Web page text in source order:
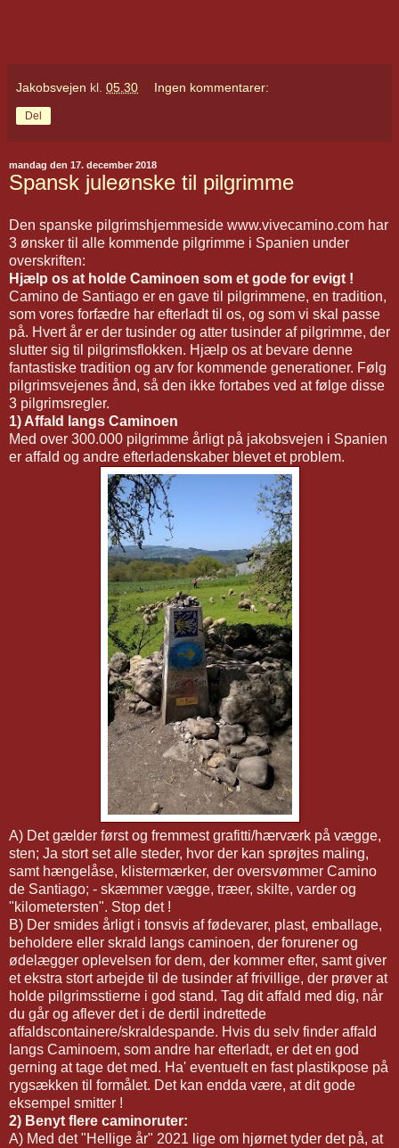
Jakobsvejen kl. 05.30 Ingen kommentarer:
Del
mandag den 17. december 2018
Spansk juleønske til pilgrimme
Den spanske pilgrimshjemmeside www.vivecamino.com har
3 ønsker til alle kommende pilgrimme i Spanien under
overskriften:
Hjælp os at holde Caminoen som et gode for evigt !
Camino de Santiago er en gave til pilgrimmene, en tradition,
som vores forfædre har efterladt til os, og som vi skal passe
på. Hvert år er der tusinder og atter tusinder af pilgrimme, der
slutter sig til pilgrimsflokken. Hjælp os at bevare denne
fantastiske tradition og arv for kommende generationer. Følg
pilgrimsvejenes ånd, så den ikke fortabes ved at følge disse
3 pilgrimsregler.
1) Affald langs Caminoen
Med over 300.000 pilgrimme årligt på jakobsvejen i Spanien
er affald og andre efterladenskaber blevet et problem.
A) Det gælder først og fremmest grafitti/hærværk på vægge,
sten; Ja stort set alle steder, hvor der kan sprøjtes maling,
samt hængelåse, klistermærker, der oversvømmer Camino
de Santiago; - skæmmer vægge, træer, skilte, varder og
"kilometersten". Stop det !
B) Der smides årligt i tonsvis af fødevarer, plast, emballage,
beholdere eller skrald langs caminoen, der forurener og
ødelægger oplevelsen for dem, der kommer efter, samt giver
et ekstra stort arbejde til de tusinder af frivillige, der prøver at
holde pilgrimsstierne i god stand. Tag dit affald med dig, når
du går og aflever det i de dertil indrettede
affaldscontainere/skraldespande. Hvis du selv finder affald
langs Caminoem, som andre har efterladt, er det en god
gerning at tage det med. Ha' eventuelt en fast plastikpose på
rygsækken til formålet. Det kan endda være, at dit gode
eksempel smitter !
2) Benyt flere caminoruter:
A) Med det "Hellige år" 2021 lige om hjørnet tyder det på, at